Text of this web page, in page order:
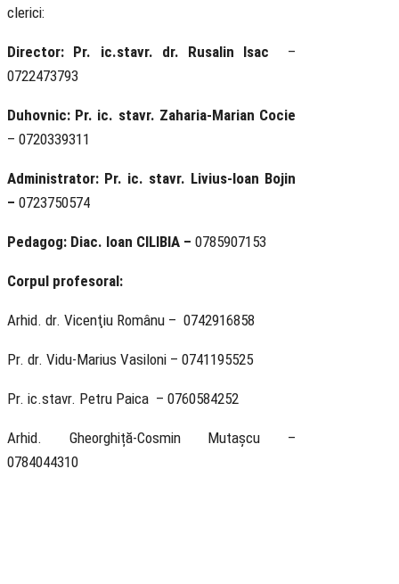
clerici:
Director: Pr. ic.stavr. dr. Rusalin Isac
–
0722473793
Duhovnic: Pr. ic. stavr. Zaharia-Marian Cocie
– 0720339311
Administrator: Pr. ic. stavr. Livius-Ioan Bojin
– 0723750574
Pedagog: Diac. Ioan CILIBIA – 0785907153
Corpul profesoral:
Arhid. dr. Vicenţiu Românu – 0742916858
Pr. dr. Vidu-Marius Vasiloni – 0741195525
Pr. ic.stavr. Petru Paica – 0760584252
Arhid. Gheorghiță-Cosmin Mutașcu –
0784044310